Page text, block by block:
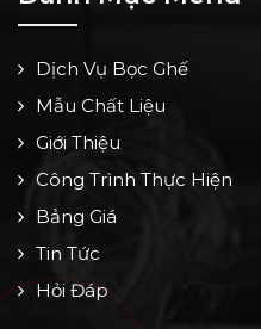
Dịch Vụ Bọc Ghế
Mẫu Chất Liệu
Giới Thiệu
Công Trình Thực Hiện
Bảng Giá
Tin Tức
Hỏi Đáp